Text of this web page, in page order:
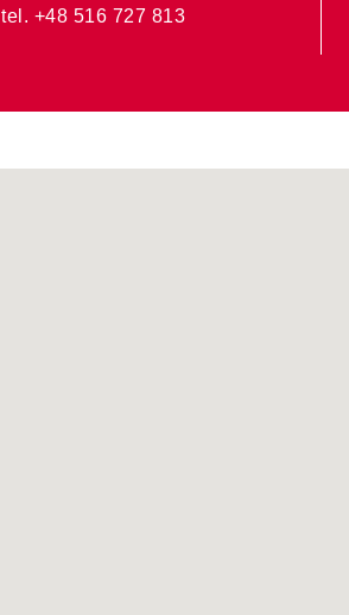
tel. +48 516 727 813